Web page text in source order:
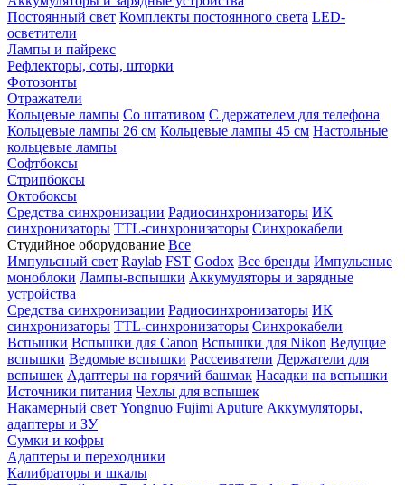
Постоянный свет Комплекты постоянного света LED-
осветители
Лампы и пайрекс
Рефлекторы, соты, шторки
Фотозонты
Отражатели
Кольцевые лампы Со штативом С держателем для телефона
Кольцевые лампы 26 см Кольцевые лампы 45 см Настольные
кольцевые лампы
Софтбоксы
Стрипбоксы
Октобоксы
Средства синхронизации Радиосинхронизаторы ИК
синхронизаторы TTL-синхронизаторы Синхрокабели
Студийное оборудование Все
Импульсный свет Raylab FST Godox Все бренды Импульсные
моноблоки Лампы-вспышки Аккумуляторы и зарядные
устройства
Средства синхронизации Радиосинхронизаторы ИК
синхронизаторы TTL-синхронизаторы Синхрокабели
Вспышки Вспышки для Canon Вспышки для Nikon Ведущие
вспышки Ведомые вспышки Рассеиватели Держатели для
вспышек Адаптеры на горячий башмак Насадки на вспышки
Источники питания Чехлы для вспышек
Накамерный свет Yongnuo Fujimi Aputure Аккумуляторы,
адаптеры и ЗУ
Сумки и кофры
Адаптеры и переходники
Калибраторы и шкалы